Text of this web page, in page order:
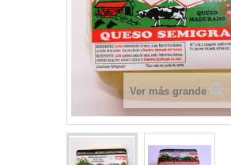
Ver más grande